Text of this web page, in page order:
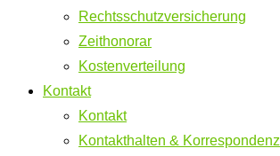
Rechtsschutzversicherung
Zeithonorar
Kostenverteilung
Kontakt
Kontakt
Kontakthalten & Korrespondenz